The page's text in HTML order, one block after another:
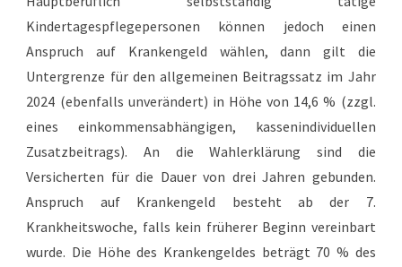
Kindertagespflegepersonen können jedoch einen
Anspruch auf Krankengeld wählen, dann gilt die
Untergrenze für den allgemeinen Beitragssatz im Jahr
2024 (ebenfalls unverändert) in Höhe von 14,6 % (zzgl.
eines einkommensabhängigen, kassenindividuellen
Zusatzbeitrags). An die Wahlerklärung sind die
Versicherten für die Dauer von drei Jahren gebunden.
Anspruch auf Krankengeld besteht ab der 7.
Krankheitswoche, falls kein früherer Beginn vereinbart
wurde. Die Höhe des Krankengeldes beträgt 70 % des